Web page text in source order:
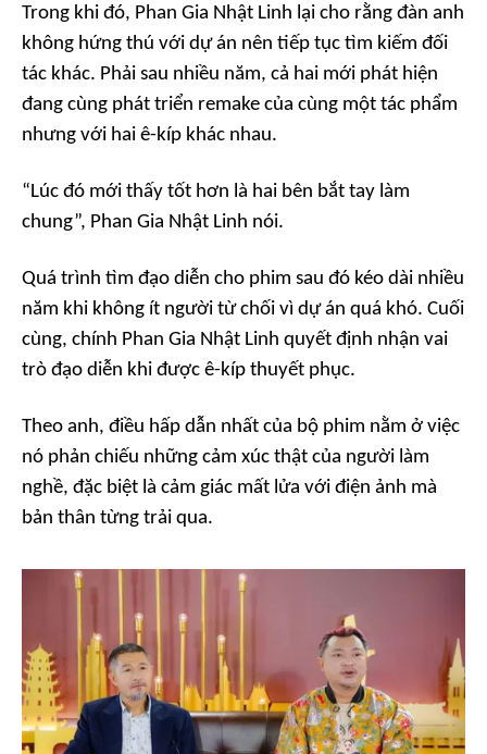
Trong khi đó, Phan Gia Nhật Linh lại cho rằng đàn anh
không hứng thú với dự án nên tiếp tục tìm kiếm đối
tác khác. Phải sau nhiều năm, cả hai mới phát hiện
đang cùng phát triển remake của cùng một tác phẩm
nhưng với hai ê-kíp khác nhau.
“Lúc đó mới thấy tốt hơn là hai bên bắt tay làm
chung”, Phan Gia Nhật Linh nói.
Quá trình tìm đạo diễn cho phim sau đó kéo dài nhiều
năm khi không ít người từ chối vì dự án quá khó. Cuối
cùng, chính Phan Gia Nhật Linh quyết định nhận vai
trò đạo diễn khi được ê-kíp thuyết phục.
Theo anh, điều hấp dẫn nhất của bộ phim nằm ở việc
nó phản chiếu những cảm xúc thật của người làm
nghề, đặc biệt là cảm giác mất lửa với điện ảnh mà
bản thân từng trải qua.